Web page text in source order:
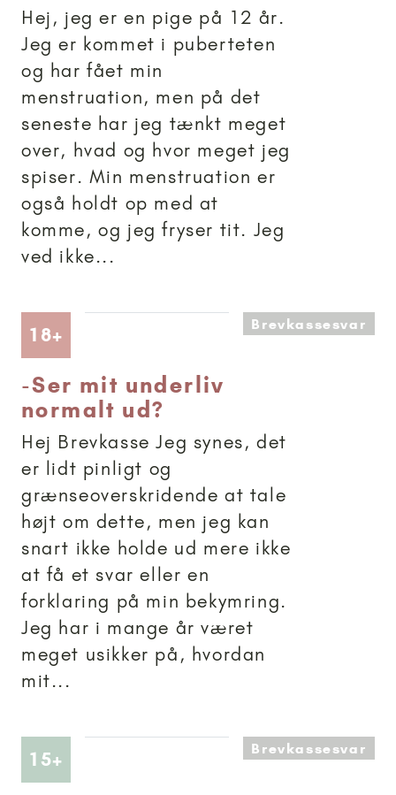
Hej, jeg er en pige på 12 år.
Jeg er kommet i puberteten
og har fået min
menstruation, men på det
seneste har jeg tænkt meget
over, hvad og hvor meget jeg
spiser. Min menstruation er
også holdt op med at
komme, og jeg fryser tit. Jeg
ved ikke...
18+ Artikler anbefalet til 18+Brevkassesvar
-Ser mit underliv
normalt ud?
Hej Brevkasse Jeg synes, det
er lidt pinligt og
grænseoverskridende at tale
højt om dette, men jeg kan
snart ikke holde ud mere ikke
at få et svar eller en
forklaring på min bekymring.
Jeg har i mange år været
meget usikker på, hvordan
mit...
15+ Artikler anbefalet til 15+Brevkassesvar